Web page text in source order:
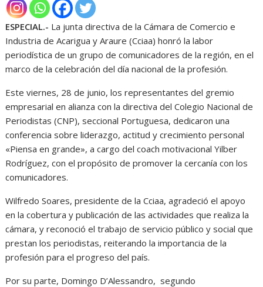
ESPECIAL.- La junta directiva de la Cámara de Comercio e
Industria de Acarigua y Araure (Cciaa) honró la labor
periodística de un grupo de comunicadores de la región, en el
marco de la celebración del día nacional de la profesión.
Este viernes, 28 de junio, los representantes del gremio
empresarial en alianza con la directiva del Colegio Nacional de
Periodistas (CNP), seccional Portuguesa, dedicaron una
conferencia sobre liderazgo, actitud y crecimiento personal
«Piensa en grande», a cargo del coach motivacional Yilber
Rodríguez, con el propósito de promover la cercanía con los
comunicadores.
Wilfredo Soares, presidente de la Cciaa, agradeció el apoyo
en la cobertura y publicación de las actividades que realiza la
cámara, y reconoció el trabajo de servicio público y social que
prestan los periodistas, reiterando la importancia de la
profesión para el progreso del país.
Por su parte, Domingo D’Alessandro, segundo